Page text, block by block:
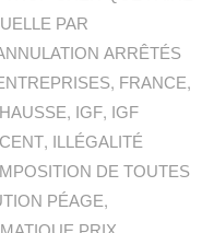
PAR
ARRÊTÉS
, FRANCE,
HAUSSE, IGF, IGF
, ILLÉGALITÉ
DE TOUTES
PÉAGE,